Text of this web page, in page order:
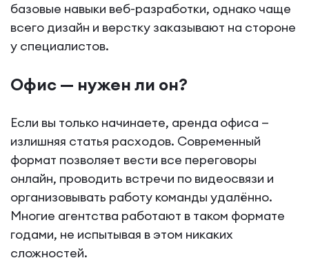
базовые навыки веб-разработки, однако чаще
всего дизайн и верстку заказывают на стороне
у специалистов.
Офис — нужен ли он?
Если вы только начинаете, аренда офиса —
излишняя статья расходов. Современный
формат позволяет вести все переговоры
онлайн, проводить встречи по видеосвязи и
организовывать работу команды удалённо.
Многие агентства работают в таком формате
годами, не испытывая в этом никаких
сложностей.